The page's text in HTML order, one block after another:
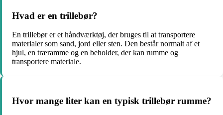
Hvad er en trillebør?
En trillebør er et håndværktøj, der bruges til at transportere
materialer som sand, jord eller sten. Den består normalt af et
hjul, en træramme og en beholder, der kan rumme og
transportere materiale.
Hvor mange liter kan en typisk trillebør rumme?